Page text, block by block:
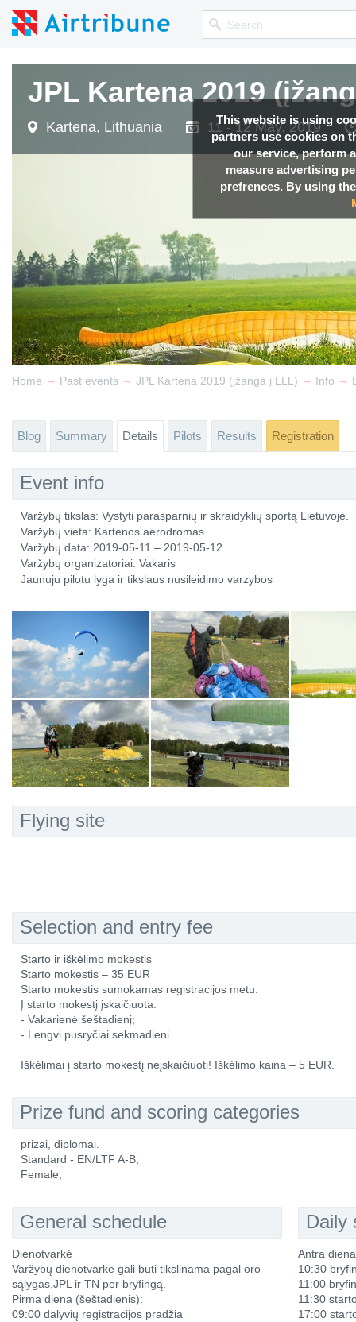
This website is using
partners use cookies on
our service, perform
measure advertising
prefrences. By using
JPL Kartena 2019
Kartena, Lithuania 11 - 12 May, 2019
Home → Past events → JPL Kartena 2019 (įžanga į LLL) → Info →
Blog Summary Details Pilots Results Registration
Event info
Varžybų tikslas: Vystyti parasparnių ir skraidyklių sportą Lietuvoje.
Varžybų vieta: Kartenos aerodromas
Varžybų data: 2019-05-11 – 2019-05-12
Varžybų organizatoriai: Vakaris
Jaunuju pilotu lyga ir tikslaus nusileidimo varzybos
Flying site
Selection and entry fee
Starto ir iškėlimo mokestis
Starto mokestis – 35 EUR
Starto mokestis sumokamas registracijos metu.
Į starto mokestį įskaičiuota:
- Vakarienė šeštadienį;
- Lengvi pusryčiai sekmadieni
Iškėlimai į starto mokestį neįskaičiuoti! Iškėlimo kaina – 5 EUR.
Prize fund and scoring categories
prizai, diplomai.
Standard - EN/LTF A-B;
Female;
General schedule
Dienotvarkė
Varžybų dienotvarkė gali būti tikslinama pagal oro
sąlygas,JPL ir TN per bryfingą.
Pirma diena (šeštadienis):
09:00 dalyvių registracijos pradžia
Daily
Antra
10:30
11:00
11:30
17:00